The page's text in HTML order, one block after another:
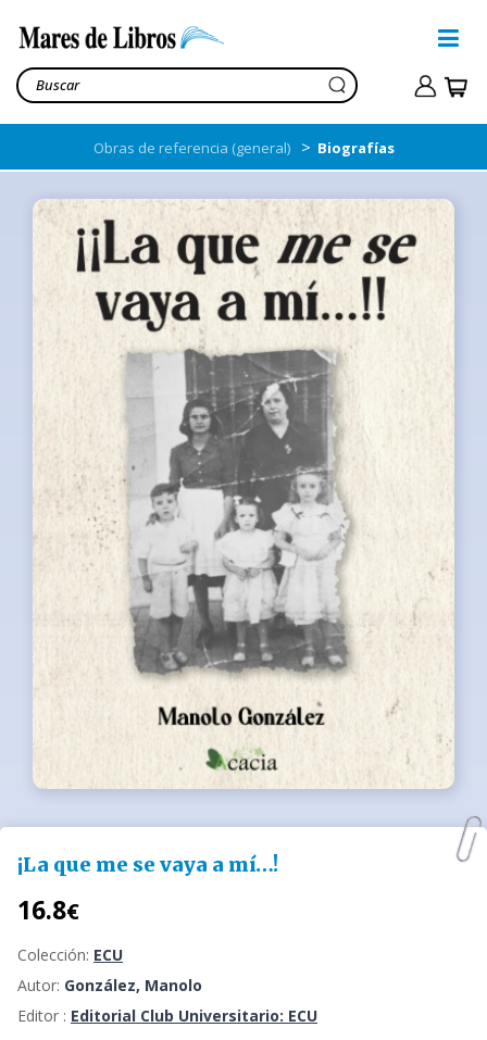
Obras de referencia (general) > Biografías
¡La que me se vaya a mí…!
16.8€
Colección: ECU
Autor: González, Manolo
Editor : Editorial Club Universitario: ECU